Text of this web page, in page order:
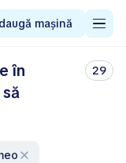
mașină
în
29